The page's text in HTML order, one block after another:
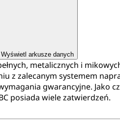
Wyświetl arkusze danych
metalicznych i
z zalecanym systemem
gwarancyjne. Jako
posiada wiele zatwierdzeń.